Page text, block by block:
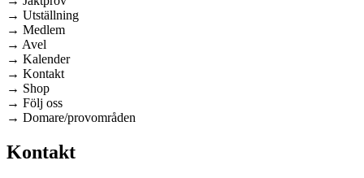
→ Utställning
→ Medlem
→ Avel
→ Kalender
→ Kontakt
→ Shop
→ Följ oss
→ Domare/provområden
Kontakt